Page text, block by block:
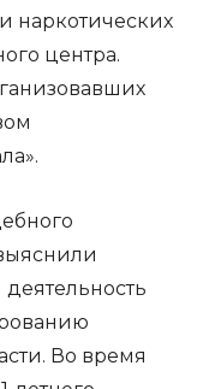
наркотических
центра.
Во время